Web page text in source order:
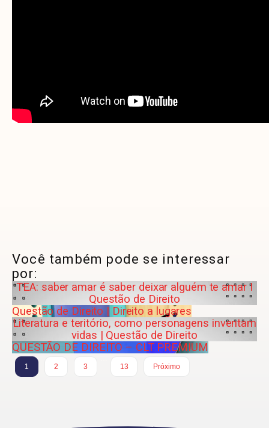
Você também pode se interessar
por:
TEA: saber amar é saber deixar alguém te amar I
Questão de Direito
Questão de Direito | Direito a lugares
Literatura e teritório, como personagens inventam
vidas | Questão de Direito
QUESTÃO DE DIREITO – CLT PREMIUM
1 2 3
13
Próximo